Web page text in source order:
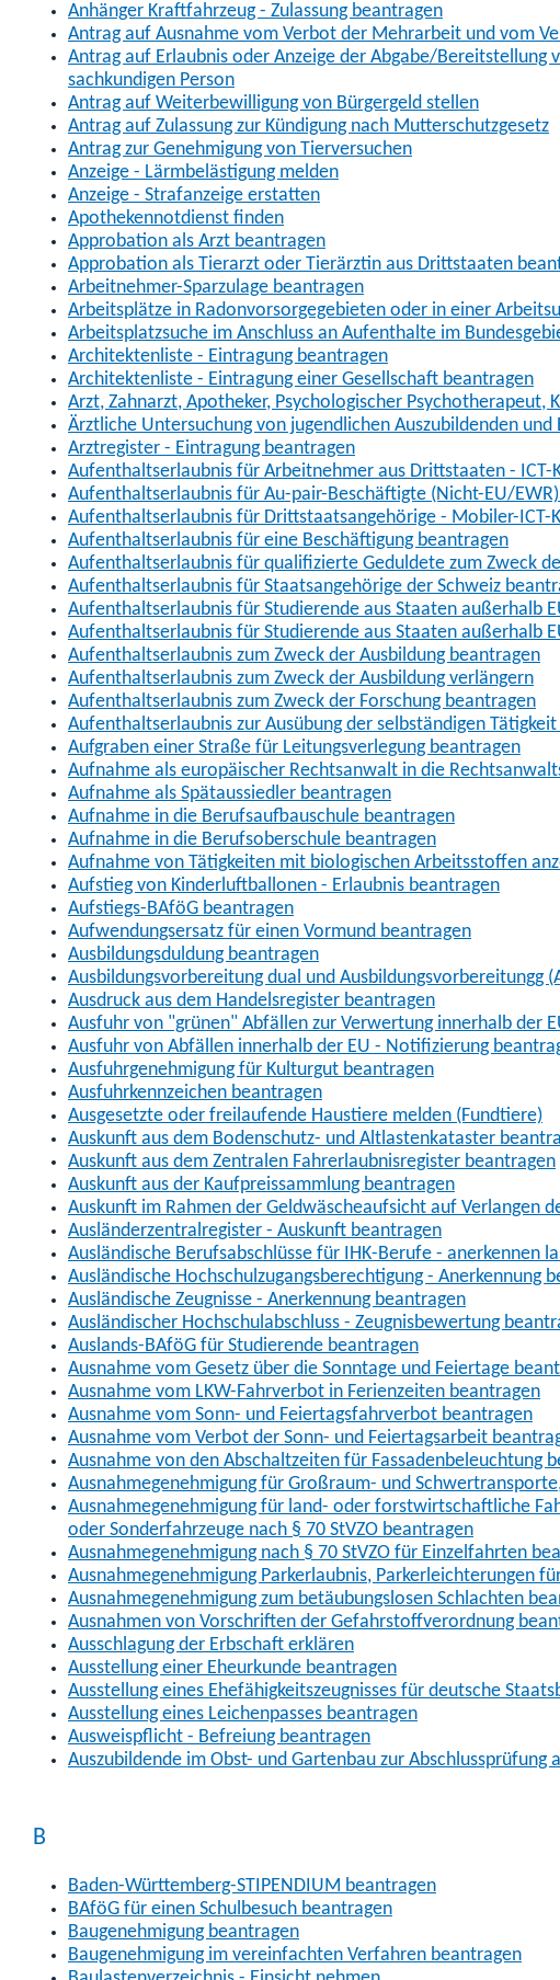
Anhänger Kraftfahrzeug - Zulassung beantragen
Antrag auf Ausnahme vom Verbot der Mehrarbeit und vom
Antrag auf Erlaubnis oder Anzeige der Abgabe/Bereitstellung
sachkundigen Person
Antrag auf Weiterbewilligung von Bürgergeld stellen
Antrag auf Zulassung zur Kündigung nach Mutterschutzgesetz
Antrag zur Genehmigung von Tierversuchen
Anzeige - Lärmbelästigung melden
Anzeige - Strafanzeige erstatten
Apothekennotdienst finden
Approbation als Arzt beantragen
Approbation als Tierarzt oder Tierärztin aus Drittstaaten
Arbeitnehmer-Sparzulage beantragen
Arbeitsplätze in Radonvorsorgegebieten oder in einer
Arbeitsplatzsuche im Anschluss an Aufenthalte im
Architektenliste - Eintragung beantragen
Architektenliste - Eintragung einer Gesellschaft beantragen
Arzt, Zahnarzt, Apotheker, Psychologischer
Ärztliche Untersuchung von jugendlichen Auszubildenden und
Arztregister - Eintragung beantragen
Aufenthaltserlaubnis für Arbeitnehmer aus Drittstaaten - ICT-
Aufenthaltserlaubnis für Au-pair-Beschäftigte (Nicht-EU/
Aufenthaltserlaubnis für Drittstaatsangehörige - Mobiler-ICT-
Aufenthaltserlaubnis für eine Beschäftigung beantragen
Aufenthaltserlaubnis für qualifizierte Geduldete zum Zweck
Aufenthaltserlaubnis für Staatsangehörige der Schweiz
Aufenthaltserlaubnis für Studierende aus Staaten außerhalb
Aufenthaltserlaubnis für Studierende aus Staaten außerhalb
Aufenthaltserlaubnis zum Zweck der Ausbildung beantragen
Aufenthaltserlaubnis zum Zweck der Ausbildung verlängern
Aufenthaltserlaubnis zum Zweck der Forschung beantragen
Aufenthaltserlaubnis zur Ausübung der selbständigen
Aufgraben einer Straße für Leitungsverlegung beantragen
Aufnahme als europäischer Rechtsanwalt in die
Aufnahme als Spätaussiedler beantragen
Aufnahme in die Berufsaufbauschule beantragen
Aufnahme in die Berufsoberschule beantragen
Aufnahme von Tätigkeiten mit biologischen Arbeitsstoffen
Aufstieg von Kinderluftballonen - Erlaubnis beantragen
Aufstiegs-BAföG beantragen
Aufwendungsersatz für einen Vormund beantragen
Ausbildungsduldung beantragen
Ausbildungsvorbereitung dual und Ausbildungsvorbereitungg
Ausdruck aus dem Handelsregister beantragen
Ausfuhr von "grünen" Abfällen zur Verwertung innerhalb der
Ausfuhr von Abfällen innerhalb der EU - Notifizierung
Ausfuhrgenehmigung für Kulturgut beantragen
Ausfuhrkennzeichen beantragen
Ausgesetzte oder freilaufende Haustiere melden (Fundtiere)
Auskunft aus dem Bodenschutz- und Altlastenkataster
Auskunft aus dem Zentralen Fahrerlaubnisregister beantragen
Auskunft aus der Kaufpreissammlung beantragen
Auskunft im Rahmen der Geldwäscheaufsicht auf Verlangen
Ausländerzentralregister - Auskunft beantragen
Ausländische Berufsabschlüsse für IHK-Berufe - anerkennen
Ausländische Hochschulzugangsberechtigung - Anerkennung
Ausländische Zeugnisse - Anerkennung beantragen
Ausländischer Hochschulabschluss - Zeugnisbewertung
Auslands-BAföG für Studierende beantragen
Ausnahme vom Gesetz über die Sonntage und Feiertage
Ausnahme vom LKW-Fahrverbot in Ferienzeiten beantragen
Ausnahme vom Sonn- und Feiertagsfahrverbot beantragen
Ausnahme vom Verbot der Sonn- und Feiertagsarbeit
Ausnahme von den Abschaltzeiten für Fassadenbeleuchtung
Ausnahmegenehmigung für Großraum- und
Ausnahmegenehmigung für land- oder forstwirtschaftliche
oder Sonderfahrzeuge nach § 70 StVZO beantragen
Ausnahmegenehmigung nach § 70 StVZO für Einzelfahrten
Ausnahmegenehmigung Parkerlaubnis, Parkerleichterungen
Ausnahmegenehmigung zum betäubungslosen Schlachten
Ausnahmen von Vorschriften der Gefahrstoffverordnung
Ausschlagung der Erbschaft erklären
Ausstellung einer Eheurkunde beantragen
Ausstellung eines Ehefähigkeitszeugnisses für deutsche
Ausstellung eines Leichenpasses beantragen
Ausweispflicht - Befreiung beantragen
Auszubildende im Obst- und Gartenbau zur Abschlussprüfung
B
Baden-Württemberg-STIPENDIUM beantragen
BAföG für einen Schulbesuch beantragen
Baugenehmigung beantragen
Baugenehmigung im vereinfachten Verfahren beantragen